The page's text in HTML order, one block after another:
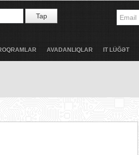
Tap
AVADANLIQLAR IT LÜĞƏT